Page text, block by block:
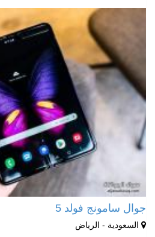
جوال سامونج فولد 5
السعودية - الرياض